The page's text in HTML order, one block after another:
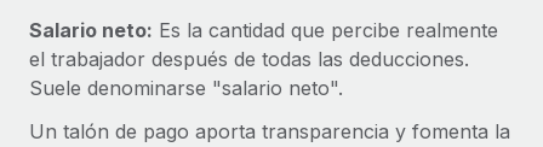
Integraciones
Optimiza los procesos con herramientas empresariales
esenciales.
Asociarse
Descubre oportunidades de colaborar con nosotros.
Remote Build Próximamente
Sala de prensa
Información sobre salarios y talento
Centro de información
Salario neto: Es la cantidad que percibe realmente
el trabajador después de todas las deducciones.
Suele denominarse "salario neto".
Un talón de pago aporta transparencia y fomenta la